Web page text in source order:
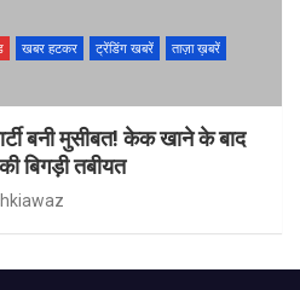
खबर हटकर ट्रेंडिंग खबरें
ताज़ा ख़बरें
बनी मुसीबत! केक खाने के बाद
बिगड़ी तबीयत